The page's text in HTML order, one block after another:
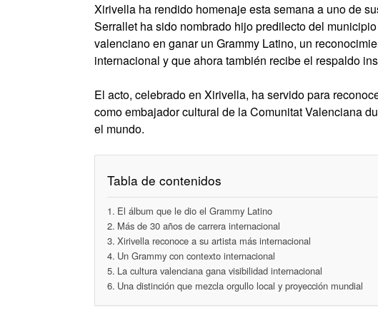
Xirivella ha rendido homenaje esta semana a uno de
Serrallet ha sido nombrado hijo predilecto del
valenciano en ganar un Grammy Latino, un
internacional y que ahora también recibe el respaldo
El acto, celebrado en Xirivella, ha servido para
como embajador cultural de la Comunitat Valenciana
el mundo.
Tabla de contenidos
El álbum que le dio el Grammy Latino
Más de 30 años de carrera internacional
Xirivella reconoce a su artista más internacional
Un Grammy con contexto internacional
La cultura valenciana gana visibilidad internacional
Una distinción que mezcla orgullo local y proyección mundial